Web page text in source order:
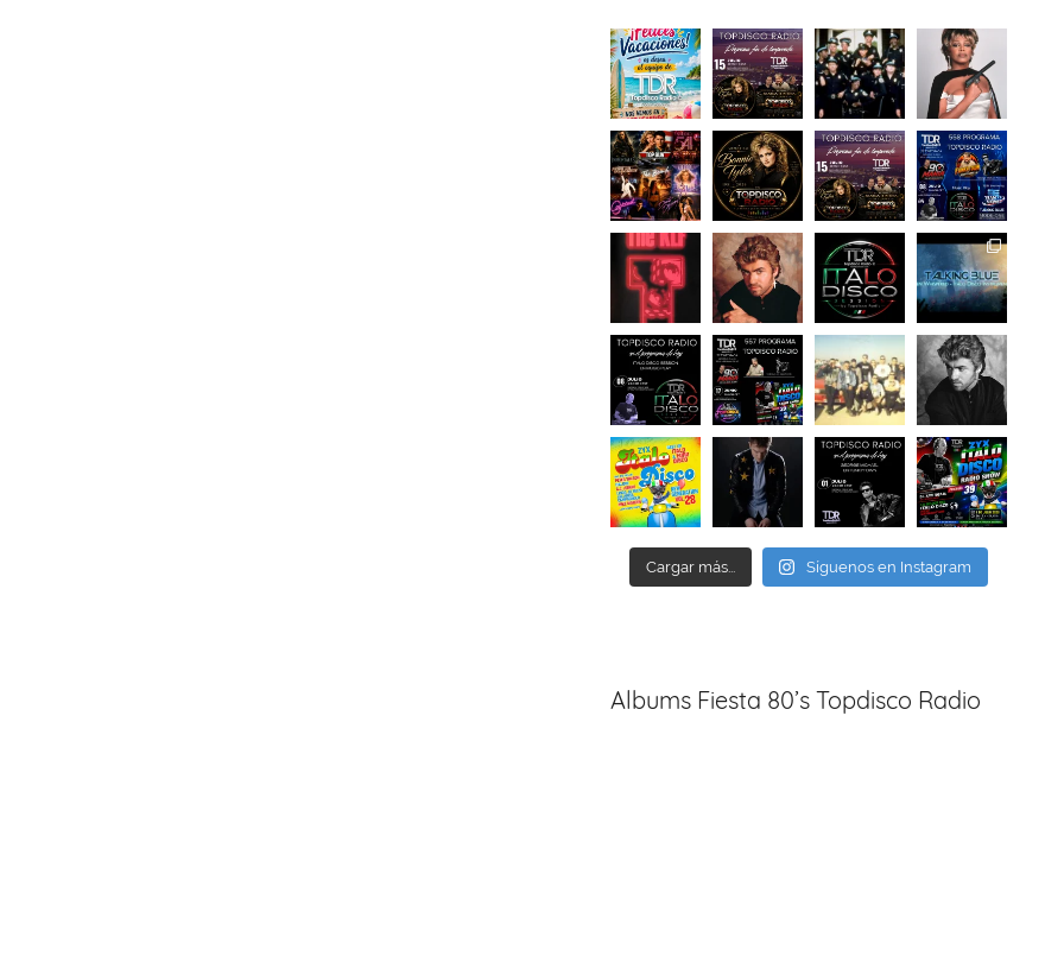
Cargar más... Síguenos en Instagram
Albums Fiesta 80’s Topdisco Radio